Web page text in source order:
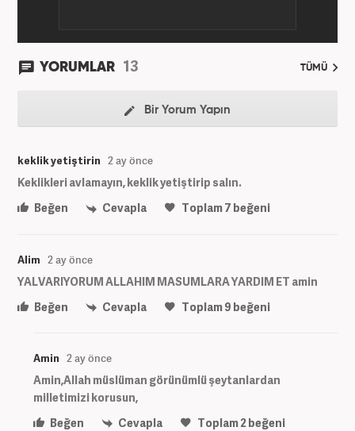
YORUMLAR 13 TÜMÜ
Bir Yorum Yapın
keklik yetiştirin 2 ay önce
Keklikleri avlamayın, keklik yetiştirip salın.
Beğen
Cevapla Toplam7 beğeni
Alim 2 ay önce
YALVARIYORUM ALLAHIM MASUMLARA YARDIM ET amin
Beğen
Cevapla Toplam9 beğeni
Amin 2 ay önce
Amin,Allah müslüman görünümlü şeytanlardan
milletimizi korusun,
Beğen
Cevapla Toplam2beğeni